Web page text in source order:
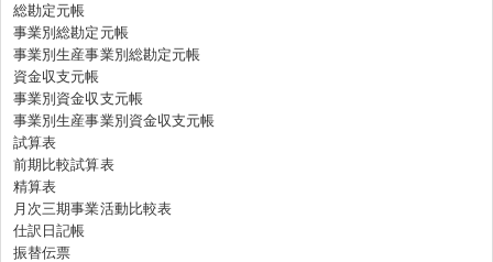
総勘定元帳
事業別総勘定元帳
事業別生産事業別総勘定元帳
資金収支元帳
事業別資金収支元帳
事業別生産事業別資金収支元帳
試算表
前期比較試算表
精算表
月次三期事業活動比較表
仕訳日記帳
振替伝票